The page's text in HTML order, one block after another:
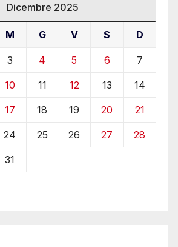
Dicembre 2025
M G V S D
3 4 5 6 7
10 11 12 13 14
17 18 19 20 21
24 25 26 27 28
31